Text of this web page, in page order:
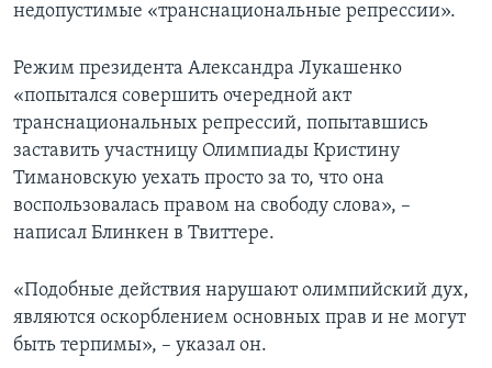
недопустимые «транснациональные репрессии».
Режим президента Александра Лукашенко
«попытался совершить очередной акт
транснациональных репрессий, попытавшись
заставить участницу Олимпиады Кристину
Тимановскую уехать просто за то, что она
воспользовалась правом на свободу слова», –
написал Блинкен в Твиттере.
«Подобные действия нарушают олимпийский дух,
являются оскорблением основных прав и не могут
быть терпимы», – указал он.